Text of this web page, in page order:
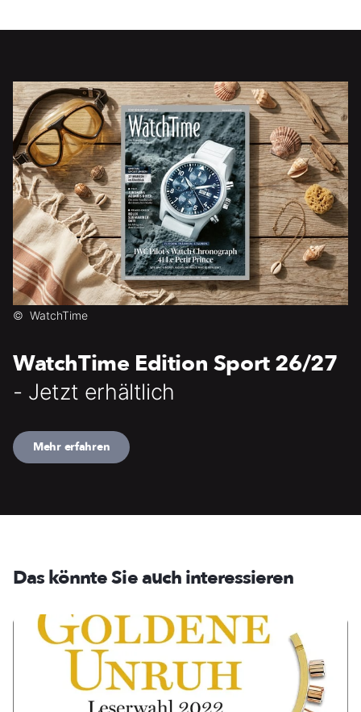
© WatchTime
WatchTime Edition Sport 26/27
- Jetzt erhältlich
Mehr erfahren
Das könnte Sie auch interessieren